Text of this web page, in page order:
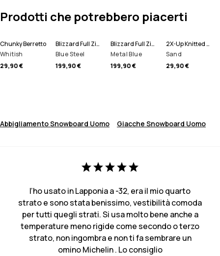
Prodotti che potrebbero piacerti
Chunky Berretto
Whitish
29,90 €
Blizzard Full Zip Giacca Snowboard Uomo
Blue Steel
199,90 €
Blizzard Full Zip Giacca Sci Uomo
Metal Blue
199,90 €
2X-Up Knitted Scaldacollo
Sand
29,90 €
Abbigliamento Snowboard Uomo Giacche Snowboard Uomo
l’ho usato in Lapponia a -32, era il mio quarto
strato e sono stata benissimo, vestibilità comoda
per tutti quegli strati. Si usa molto bene anche a
temperature meno rigide come secondo o terzo
strato, non ingombra e non ti fa sembrare un
omino Michelin . Lo consiglio